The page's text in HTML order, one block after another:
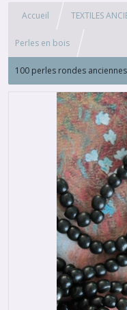
Accueil TEXTILES
Perles en bois
100 perles rondes